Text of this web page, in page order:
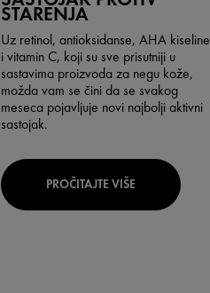
STARENJA
Uz retinol, antioksidanse, AHA kiseline
i vitamin C, koji su sve prisutniji u
sastavima proizvoda za negu kože,
možda vam se čini da se svakog
meseca pojavljuje novi najbolji aktivni
sastojak.
PROČITAJTE VIŠE